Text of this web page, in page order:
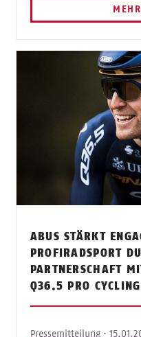
ABUS STÄRKT
PROFIRADSPORT
PARTNERSCHAFT
Q36.5 PRO
Pressemitteilung ·